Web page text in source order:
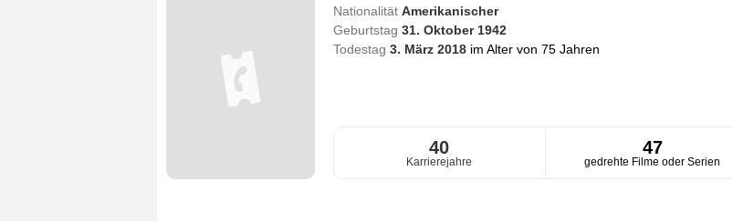
Nationalität Amerikanischer
Geburtstag 31. Oktober 1942
Todestag 3. März 2018 im Alter von 75 Jahren
40
Karrierejahre
47
gedrehte Filme oder Serien